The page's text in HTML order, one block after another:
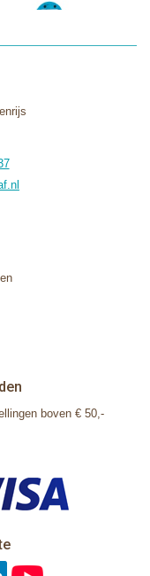
boven € 50,-